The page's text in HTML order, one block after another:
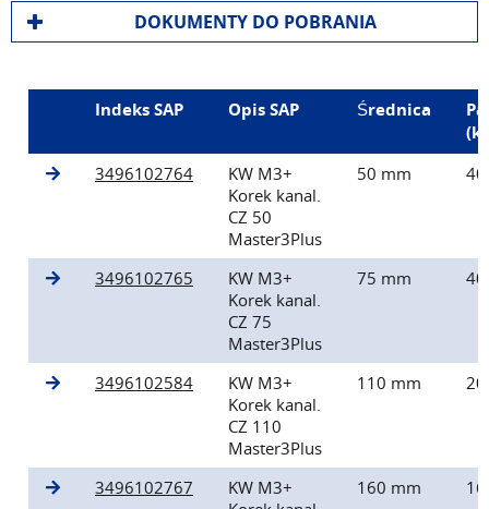
DOKUMENTY DO POBRANIA
Indeks SAP Opis SAP Średnica
3496102764
KW M3+
Korek kanal.
CZ 50
Master3Plus
50 mm 40
3496102765
KW M3+
Korek kanal.
CZ 75
Master3Plus
75 mm 40
3496102584
KW M3+
Korek kanal.
CZ 110
Master3Plus
110 mm 20
3496102767
KW M3+
160 mm 16